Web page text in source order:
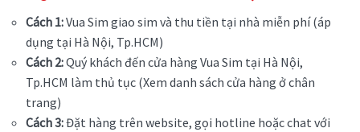
Cách 1:Vua Sim giao sim và thu tiền tại nhà miễn phí (áp
dụng tại Hà Nội, Tp.HCM)
Cách 2:Quý khách đến cửa hàng Vua Sim tại Hà Nội,
Tp.HCM làm thủ tục (Xem danh sách cửa hàng ở chân
trang)
Cách 3:Đặt hàng trên website, gọi hotline hoặc chat với